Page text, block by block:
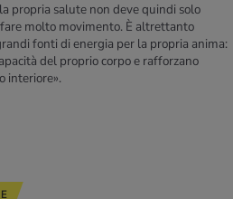
propria salute non deve quindi solo
molto movimento. È altrettanto
fonti di energia per la propria anima:
del proprio corpo e rafforzano
interiore».